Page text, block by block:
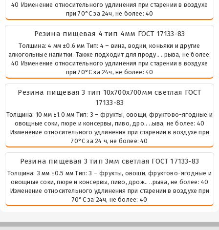
40 Изменение относительного удлинения при старении в воздухе
при 70°С за 24ч, не более: 40
Резина пищевая 4 тип 4мм ГОСТ 17133-83
Толщина: 4 мм ±0.6 мм Тип: 4 – вина, водки, коньяки и другие
алкогольные напитки. Также подходит для проду.. ..рыва, не более:
40 Изменение относительного удлинения при старении в воздухе
при 70°С за 24ч, не более: 40
Резина пищевая 3 тип 10х700х700мм светлая ГОСТ
17133-83
Толщина: 10 мм ±1.0 мм Тип: 3 – фрукты, овощи, фруктово-ягодные и
овощные соки, пюре и консервы, пиво, дро.. ..ыва, не более: 40
Изменение относительного удлинения при старении в воздухе при
70°С за 24 ч, не более: 40
Резина пищевая 3 тип 3мм светлая ГОСТ 17133-83
Толщина: 3 мм ±0.5 мм Тип: 3 – фрукты, овощи, фруктово-ягодные и
овощные соки, пюре и консервы, пиво, дрож.. ..рыва, не более: 40
Изменение относительного удлинения при старении в воздухе при
70°С за 24ч, не более: 40